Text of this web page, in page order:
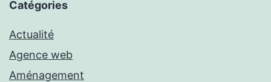
Catégories
Actualité
Agence web
Aménagement